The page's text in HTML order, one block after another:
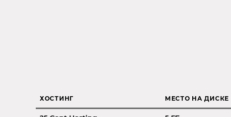
ХОСТИНГ МЕСТО НА ДИСКЕ